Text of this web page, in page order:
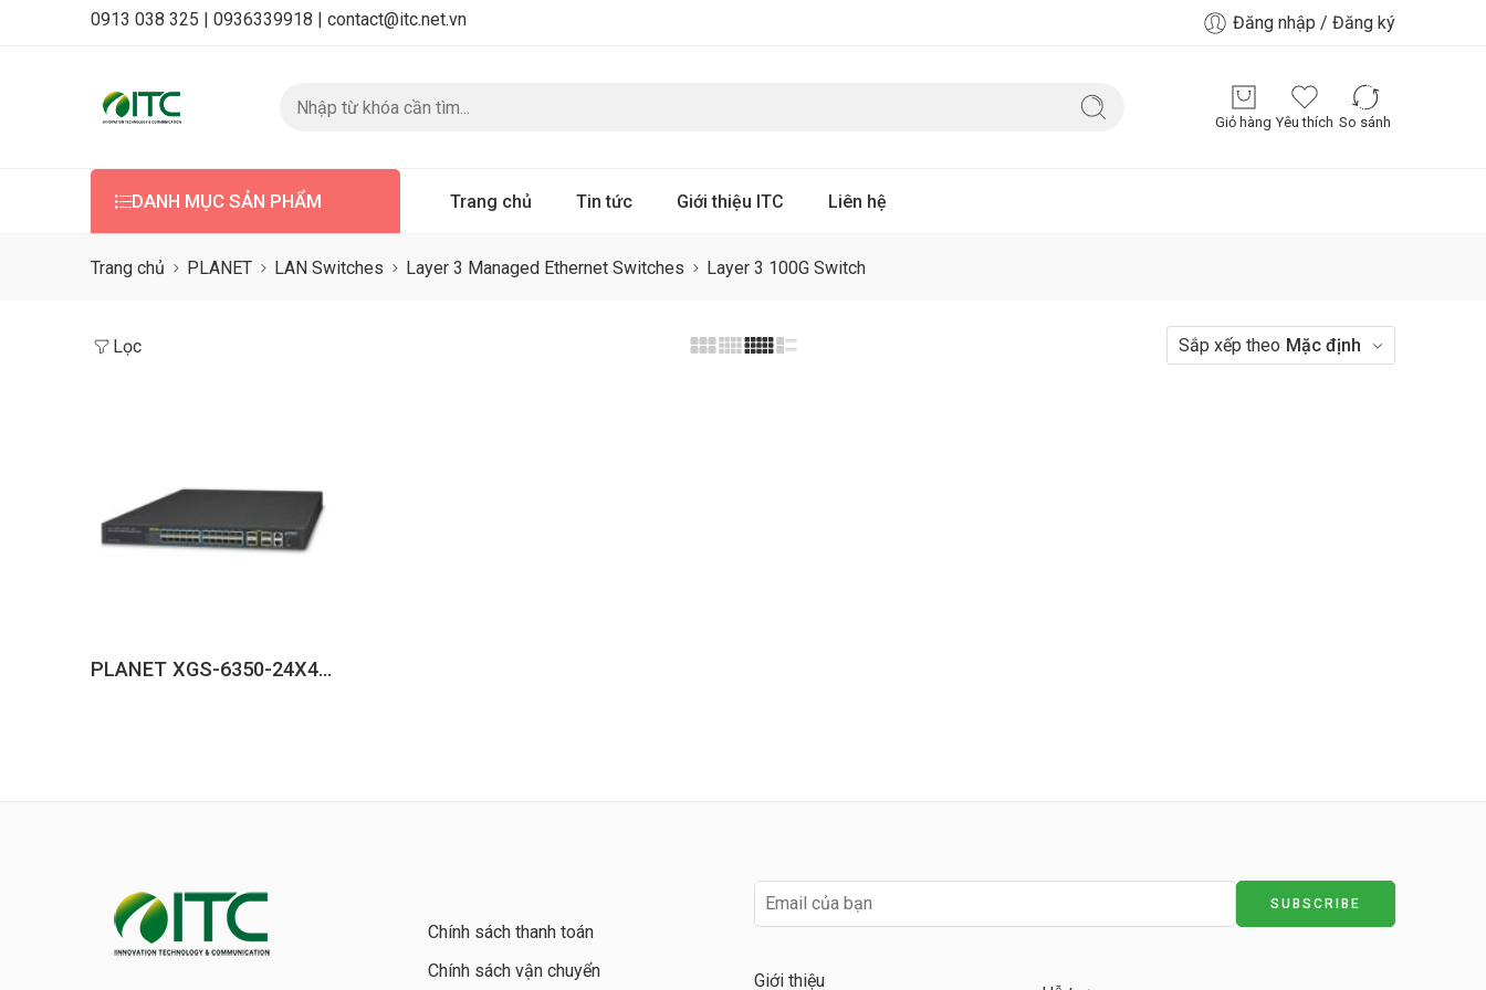
0913 038 325 | 0936339918 | contact@itc.net.vn Đăng nhập / Đăng ký
Giỏ hàng Yêu thích So sánh
DANH MỤC SẢN PHẨM Trang chủ Tin tức Giới thiệu ITC Liên hệ
Trang chủ PLANET LAN Switches Layer 3 Managed Ethernet Switches Layer 3 100G Switch
Lọc Sắp xếp theo Mặc định
PLANET XGS-6350-24X4C, Layer 3 24-Port 10G SFP+ + 4-Port 100G QSFP28 Managed Switch
Chính sách thanh toán
Chính sách vận chuyển
Giới thiệu